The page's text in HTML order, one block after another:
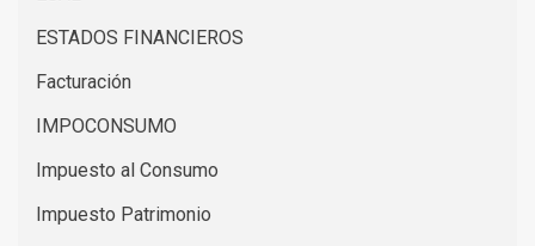
ESTADOS FINANCIEROS
Facturación
IMPOCONSUMO
Impuesto al Consumo
Impuesto Patrimonio